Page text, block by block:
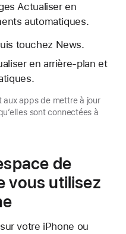
Actualiser en
automatiques.
touchez News.
en arrière-plan et
apps de mettre à jour
sont connectées à
de
vous utilisez
votre iPhone ou